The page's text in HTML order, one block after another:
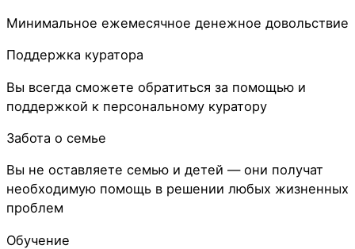
Минимальное ежемесячное денежное довольствие
Поддержка куратора
Вы всегда сможете обратиться за помощью и
поддержкой к персональному куратору
Забота о семье
Вы не оставляете семью и детей — они получат
необходимую помощь в решении любых жизненных
проблем
Обучение